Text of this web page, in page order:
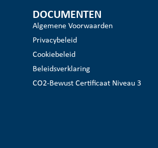
DOCUMENTEN
Algemene Voorwaarden
Privacybeleid
Cookiebeleid
Beleidsverklaring
CO2-Bewust Certificaat Niveau 3